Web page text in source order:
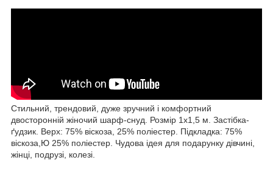
Стильний, трендовий, дуже зручний і комфортний
двосторонній жіночий шарф-снуд. Розмір 1х1,5 м. Застібка-
ґудзик. Верх: 75% віскоза, 25% поліестер. Підкладка: 75%
віскоза,Ю 25% поліестер. Чудова ідея для подарунку дівчині,
жінці, подрузі, колезі.